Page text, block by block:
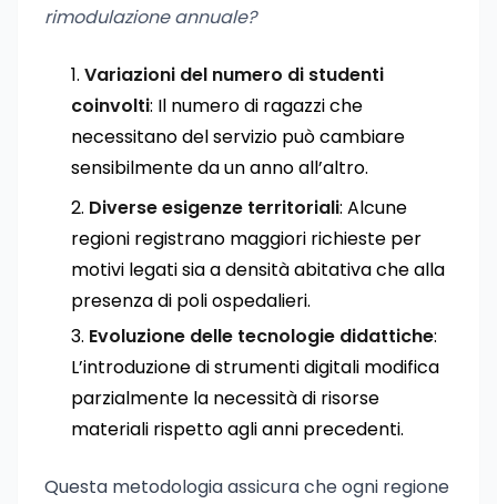
rimodulazione annuale?
Variazioni del numero di studenti
coinvolti: Il numero di ragazzi che
necessitano del servizio può cambiare
sensibilmente da un anno all’altro.
Diverse esigenze territoriali: Alcune
regioni registrano maggiori richieste per
motivi legati sia a densità abitativa che alla
presenza di poli ospedalieri.
Evoluzione delle tecnologie didattiche:
L’introduzione di strumenti digitali modifica
parzialmente la necessità di risorse
materiali rispetto agli anni precedenti.
Questa metodologia assicura che ogni regione